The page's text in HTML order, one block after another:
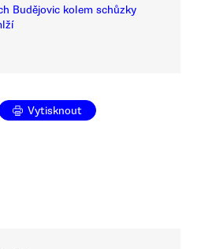
Budějovic kolem schůzky
Vytisknout